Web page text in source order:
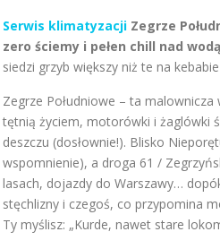
Serwis klimatyzacji Zegrze
zero ściemy i pełen chill nad
siedzi grzyb większy niż te na
Zegrze Południowe – ta
tętnią życiem, motorówki i żaglówki
deszczu (dosłownie!). Blisko
wspomnienie), a droga 61 /
lasach, dojazdy do Warszawy…
stęchlizny i czegoś, co przypomina
Ty myślisz: „Kurde, nawet stare